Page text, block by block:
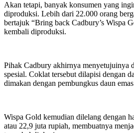
Akan tetapi, banyak konsumen yang
diproduksi. Lebih dari 22.000 orang
bertajuk “Bring back Cadbury’s Wispa
kembali diproduksi.
Pihak Cadbury akhirnya menyetujuinya
spesial. Coklat tersebut dilapisi dengan
dimakan dengan pembungkus daun
Wispa Gold kemudian dilelang dengan
atau 22,9 juta rupiah, membuatnya